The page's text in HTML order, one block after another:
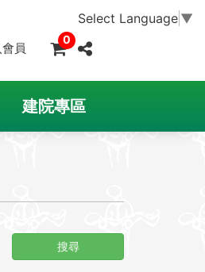
Select Language ▼
員
0
建院專區
搜尋